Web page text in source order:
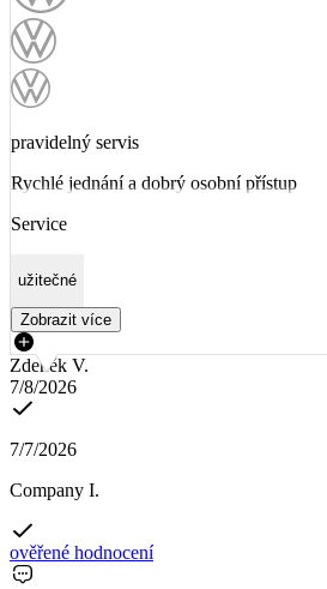
pravidelný servis
Rychlé jednání a dobrý osobní přístup
Service
užitečné
Zobrazit více
Zdeněk V.
7/8/2026
7/7/2026
Company I.
ověřené hodnocení